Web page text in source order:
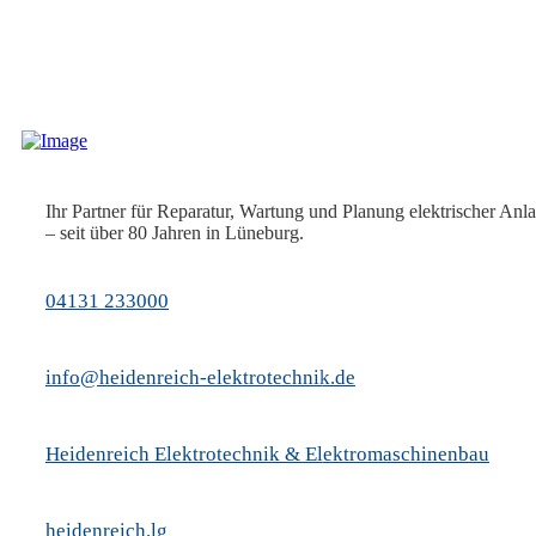
Ihr Partner für Reparatur, Wartung und Planung elektrischer
– seit über 80 Jahren in Lüneburg.
04131 233000
info@heidenreich-elektrotechnik.de
Heidenreich Elektrotechnik & Elektromaschinenbau
heidenreich.lg